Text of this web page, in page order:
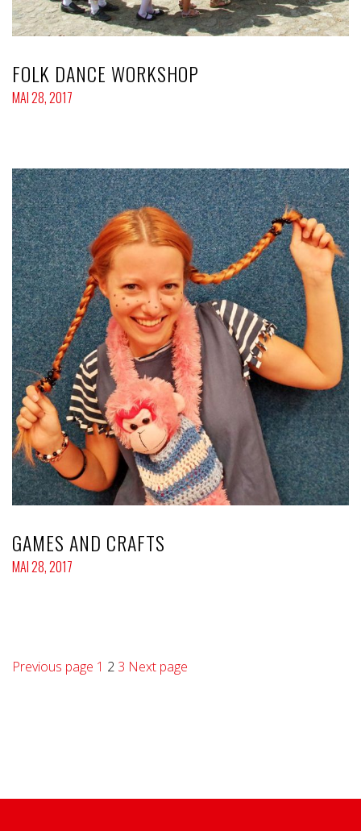
FOLK DANCE WORKSHOP
MAI 28, 2017
GAMES AND CRAFTS
MAI 28, 2017
NAVIGEERIMINE
Previous page Page
1 Page
2 Page
3 Next page